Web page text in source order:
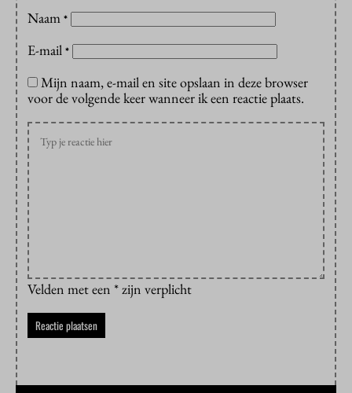
Naam *
E-mail *
Mijn naam, e-mail en site opslaan in deze browser
voor de volgende keer wanneer ik een reactie plaats.
Velden met een * zijn verplicht